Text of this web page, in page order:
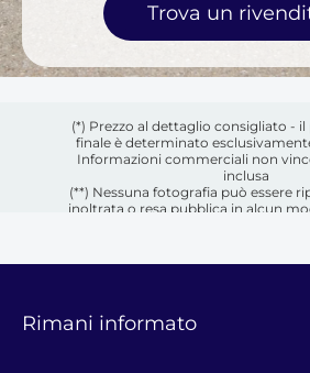
Trova un
(*) Prezzo al dettaglio consigliato -
finale è determinato
Informazioni commerciali non
inclusa
(**) Nessuna fotografia può essere
inoltrata o resa pubblica in alcun
Rimani informato